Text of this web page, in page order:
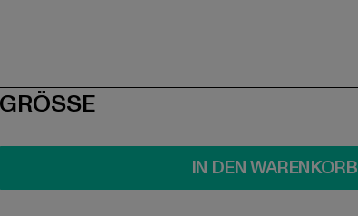
SIZE
GRÖSSE
IN DEN WARENKORB